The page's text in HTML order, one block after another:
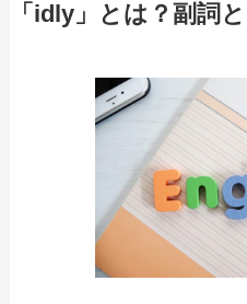
「idly」とは？副詞